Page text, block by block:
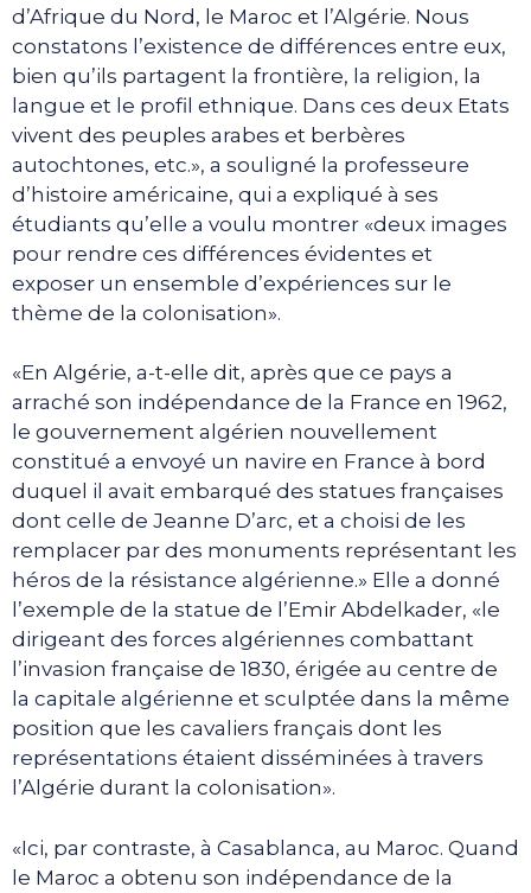
d’Afrique du Nord, le Maroc et l’Algérie. Nous
constatons l’existence de différences entre eux,
bien qu’ils partagent la frontière, la religion, la
langue et le profil ethnique. Dans ces deux Etats
vivent des peuples arabes et berbères
autochtones, etc.», a souligné la professeure
d’histoire américaine, qui a expliqué à ses
étudiants qu’elle a voulu montrer «deux images
pour rendre ces différences évidentes et
exposer un ensemble d’expériences sur le
thème de la colonisation».
«En Algérie, a-t-elle dit, après que ce pays a
arraché son indépendance de la France en 1962,
le gouvernement algérien nouvellement
constitué a envoyé un navire en France à bord
duquel il avait embarqué des statues françaises
dont celle de Jeanne D’arc, et a choisi de les
remplacer par des monuments représentant les
héros de la résistance algérienne.» Elle a donné
l’exemple de la statue de l’Emir Abdelkader, «le
dirigeant des forces algériennes combattant
l’invasion française de 1830, érigée au centre de
la capitale algérienne et sculptée dans la même
position que les cavaliers français dont les
représentations étaient disséminées à travers
l’Algérie durant la colonisation».
«Ici, par contraste, à Casablanca, au Maroc. Quand
le Maroc a obtenu son indépendance de la